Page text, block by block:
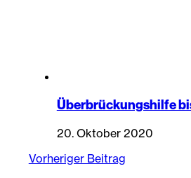
Überbrückungshilfe
20. Oktober 2020
Vorheriger Beitrag